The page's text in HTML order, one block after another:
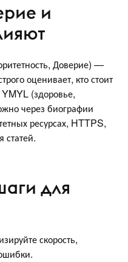
и
Доверие) —
оценивает, кто стоит
(здоровье,
через биографии
ресурсах, HTTPS,
для
скорость,